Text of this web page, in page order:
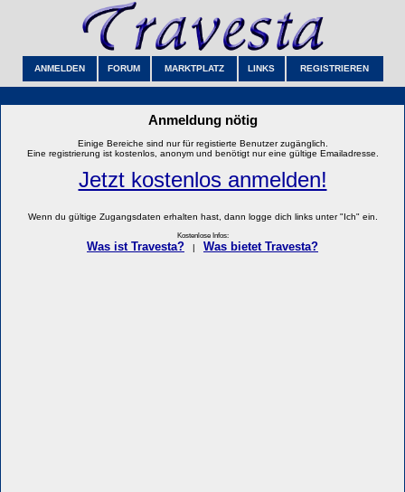
ANMELDEN FORUM MARKTPLATZ LINKS REGISTRIEREN
Anmeldung nötig
Einige Bereiche sind nur für registierte Benutzer zugänglich.
Eine registrierung ist kostenlos, anonym und benötigt nur eine gültige Emailadresse.
Jetzt kostenlos anmelden!
Wenn du gültige Zugangsdaten erhalten hast, dann logge dich links unter "Ich" ein.
Kostenlose Infos:
Was ist Travesta? Was bietet Travesta?